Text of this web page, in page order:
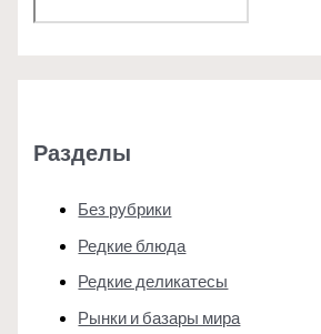
Разделы
Без рубрики
Редкие блюда
Редкие деликатесы
Рынки и базары мира